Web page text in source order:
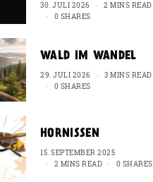
30. JULI 2026
2 MINS READ
0 SHARES
WALD IM WANDEL
29. JULI 2026
3 MINS READ
0 SHARES
HORNISSEN
15. SEPTEMBER 2025
2 MINS READ
0 SHARES